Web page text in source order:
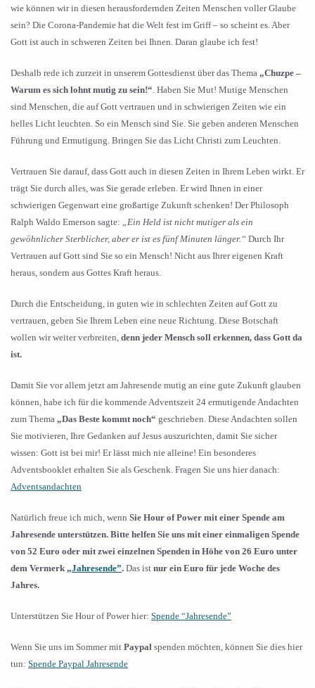
wie können wir in diesen herausfordernden Zeiten Menschen voller Glaube
sein? Die Corona-Pandemie hat die Welt fest im Griff – so scheint es. Aber
Gott ist auch in schweren Zeiten bei Ihnen. Daran glaube ich fest!
Deshalb rede ich zurzeit in unserem Gottesdienst über das Thema „Chuzpe –
Warum es sich lohnt mutig zu sein!“ . Haben Sie Mut! Mutige Menschen
sind Menschen, die auf Gott vertrauen und in schwierigen Zeiten wie ein
helles Licht leuchten. So ein Mensch sind Sie. Sie geben anderen Menschen
Führung und Ermutigung. Bringen Sie das Licht Christi zum Leuchten.
Vertrauen Sie darauf, dass Gott auch in diesen Zeiten in Ihrem Leben wirkt. Er
trägt Sie durch alles, was Sie gerade erleben. Er wird Ihnen in einer
schwierigen Gegenwart eine großartige Zukunft schenken! Der Philosoph
Ralph Waldo Emerson sagte:
„Ein Held ist nicht mutiger als ein
gewöhnlicher Sterblicher, aber er ist es fünf Minuten länger.“ Durch Ihr
Vertrauen auf Gott sind Sie so ein Mensch! Nicht aus Ihrer eigenen Kraft
heraus, sondern aus Gottes Kraft heraus.
Durch die Entscheidung, in guten wie in schlechten Zeiten auf Gott zu
vertrauen, geben Sie Ihrem Leben eine neue Richtung. Diese Botschaft
wollen wir weiter verbreiten, denn jeder Mensch soll erkennen, dass Gott da
ist.
Damit Sie vor allem jetzt am Jahresende mutig an eine gute Zukunft glauben
können, habe ich für die kommende Adventszeit 24 ermutigende Andachten
zum Thema „Das Beste kommt noch“ geschrieben. Diese Andachten sollen
Sie motivieren, Ihre Gedanken auf Jesus auszurichten, damit Sie sicher
wissen: Gott ist bei mir! Er lässt mich nie alleine! Ein besonderes
Adventsbooklet erhalten Sie als Geschenk. Fragen Sie uns hier danach:
Adventsandachten
Natürlich freue ich mich, wenn Sie Hour of Power mit einer Spende am
Jahresende unterstützen. Bitte helfen Sie uns mit einer einmaligen Spende
von 52 Euro oder mit zwei einzelnen Spenden in Höhe von 26 Euro unter
dem Vermerk „Jahresende”. Das ist nur ein Euro für jede Woche des
Jahres.
Unterstützen Sie Hour of Power hier: Spende “Jahresende”
Wenn Sie uns im Sommer mit Paypal spenden möchten, können Sie dies hier
tun: Spende Paypal Jahresende